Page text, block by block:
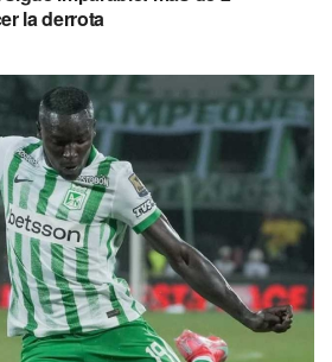
la derrota